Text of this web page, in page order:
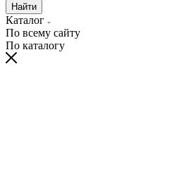
Найти
Каталог
По всему сайту
По каталогу